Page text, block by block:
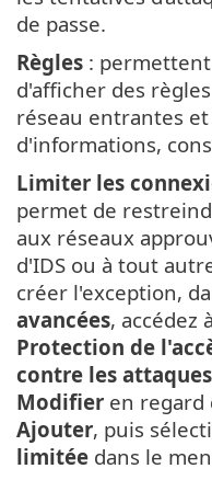
de passe.
Règles :
d'afficher des
réseau entrantes
d'informations,
Limiter les
permet de
aux réseaux
d'IDS ou à tout
créer l'exception,
avancées, accédez à
Protection de
contre les
Modifier en regard
Ajouter, puis
limitée dans le